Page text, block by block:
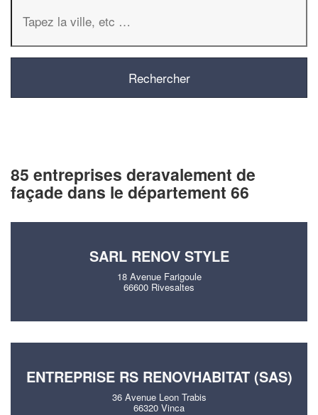
85 entreprises deravalement de
façade dans le département 66
SARL RENOV STYLE
18 Avenue Farigoule
66600 Rivesaltes
ENTREPRISE RS RENOVHABITAT (SAS)
36 Avenue Leon Trabis
66320 Vinca